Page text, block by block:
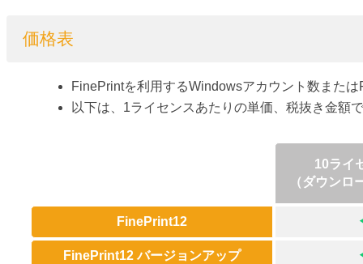
価格表
FinePrintを利用するWindowsアカウント数また
以下は、1ライセンスあたりの単価、税抜き金額
10ライ
（ダウンロ
FinePrint12
FinePrint12 バージョンアップ